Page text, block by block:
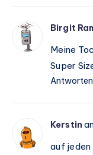
Birgit
Meine
Super
Antworten
Kerstin
auf